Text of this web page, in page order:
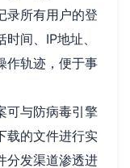
录所有用户的登
间、IP地址、
作轨迹，便于事
可与防病毒引擎
载的文件进行实
分发渠道渗透进